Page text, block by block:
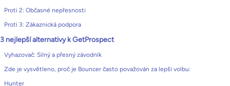
Proti 2: Občasné nepřesnosti
Proti 3: Zákaznická podpora
3 nejlepší alternativy k GetProspect
Vyhazovač: Silný a přesný závodník
Zde je vysvětleno, proč je Bouncer často považován za lepší volbu:
Hunter